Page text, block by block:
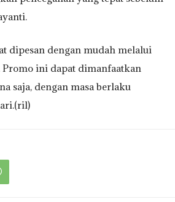
dipesan dengan mudah melalui
ini dapat dimanfaatkan
saja, dengan masa berlaku